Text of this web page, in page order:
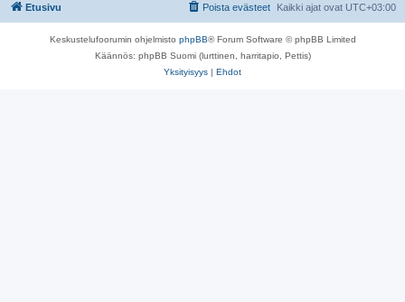
Etusivu Kaikki ajat ovat UTC+03:00
Poista evästeet
Keskustelufoorumin ohjelmisto phpBB® Forum Software © phpBB Limited
Käännös: phpBB Suomi (lurttinen, harritapio, Pettis)
Yksityisyys | Ehdot